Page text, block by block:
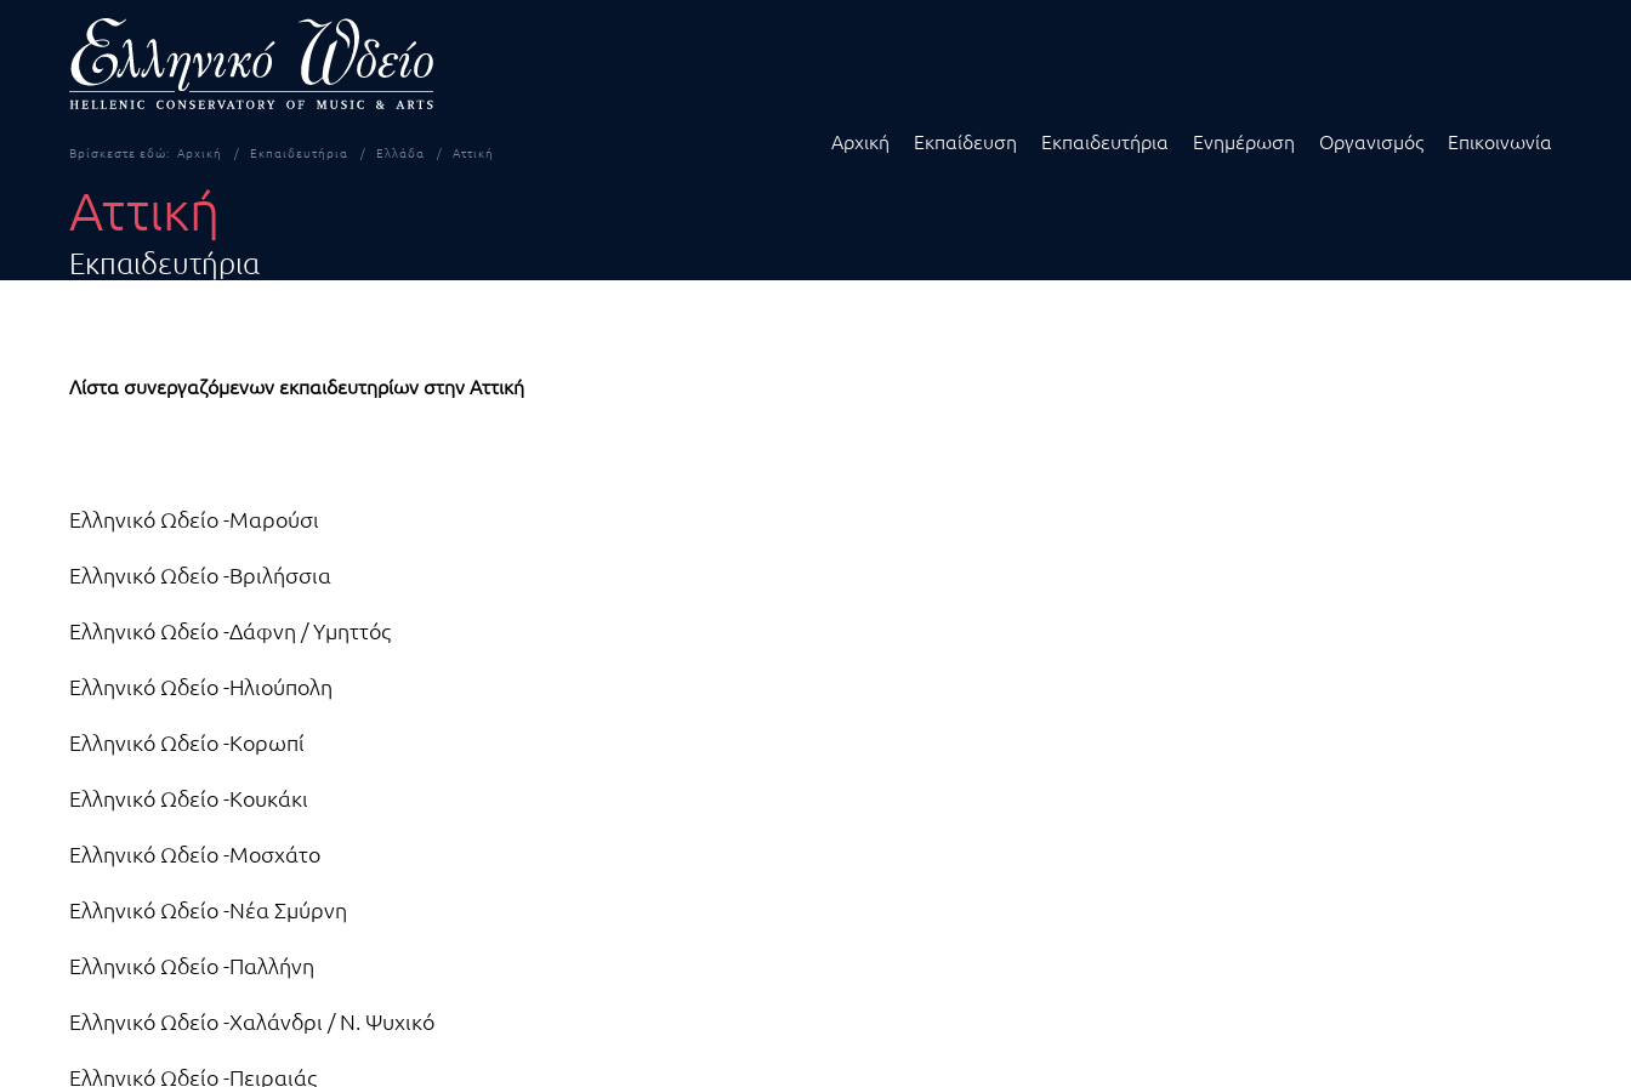
Αρχική Εκπαίδευση Εκπαιδευτήρια Ενημέρωση Οργανισμός Επικοινωνία
Βρίσκεστε εδώ: Αρχική Εκπαιδευτήρια Ελλάδα Αττική
Αττική
Εκπαιδευτήρια
Λίστα συνεργαζόμενων εκπαιδευτηρίων στην Αττική
Άρθρα
Τίτλος
Ελληνικό Ωδείο -Μαρούσι
Ελληνικό Ωδείο -Βριλήσσια
Ελληνικό Ωδείο -Δάφνη / Υμηττός
Ελληνικό Ωδείο -Ηλιούπολη
Ελληνικό Ωδείο -Κορωπί
Ελληνικό Ωδείο -Κουκάκι
Ελληνικό Ωδείο -Μοσχάτο
Ελληνικό Ωδείο -Νέα Σμύρνη
Ελληνικό Ωδείο -Παλλήνη
Ελληνικό Ωδείο -Χαλάνδρι / Ν. Ψυχικό
Ελληνικό Ωδείο -Πειραιάς